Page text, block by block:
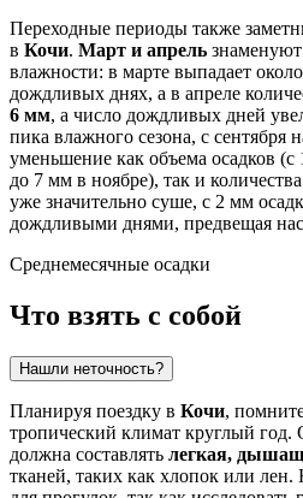
Переходные периоды также
в Кочи. Март и апрель
влажности: в марте выпадает
дождливых днях, а в апреле
6 мм, а число дождливых дней
пика влажного сезона, с сентября
уменьшение как объема осадков (с
до 7 мм в ноябре), так и
уже значительно суше, с 2 мм
дождливыми днями, предвещая
Среднемесячные осадки
Что взять с собой
Нашли неточность?
Планируя поездку в Кочи,
тропический климат круглый год.
должна составлять легкая,
тканей, таких как хлопок или лен.